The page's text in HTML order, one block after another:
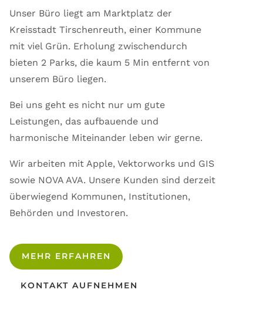
Unser Büro liegt am Marktplatz der
Kreisstadt Tirschenreuth, einer Kommune
mit viel Grün. Erholung zwischendurch
bieten 2 Parks, die kaum 5 Min entfernt von
unserem Büro liegen.
Bei uns geht es nicht nur um gute
Leistungen, das aufbauende und
harmonische Miteinander leben wir gerne.
Wir arbeiten mit Apple, Vektorworks und GIS
sowie NOVA AVA. Unsere Kunden sind derzeit
überwiegend Kommunen, Institutionen,
Behörden und Investoren.
MEHR ERFAHREN
KONTAKT AUFNEHMEN